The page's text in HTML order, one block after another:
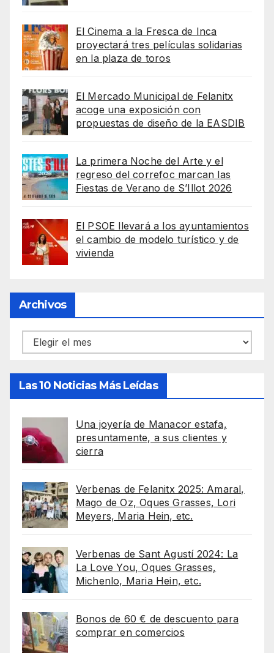
El Cinema a la Fresca de Inca
proyectará tres películas solidarias
en la plaza de toros
El Mercado Municipal de Felanitx
acoge una exposición con
propuestas de diseño de la EASDIB
La primera Noche del Arte y el
regreso del correfoc marcan las
Fiestas de Verano de S’Illot 2026
El PSOE llevará a los ayuntamientos
el cambio de modelo turístico y de
vivienda
Archivos
Archivos
Las 10 Noticias Más Leídas
Una joyería de Manacor estafa,
presuntamente, a sus clientes y
cierra
Verbenas de Felanitx 2025: Amaral,
Mago de Oz, Oques Grasses, Lori
Meyers, Maria Hein, etc.
Verbenas de Sant Agustí 2024: La
La Love You, Oques Grasses,
Michenlo, Maria Hein, etc.
Bonos de 60 € de descuento para
comprar en comercios